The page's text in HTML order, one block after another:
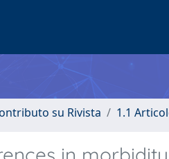
su Rivista 1.1